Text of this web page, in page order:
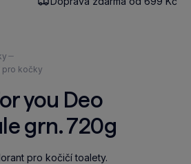
pro kočky
you Deo
grn. 720g
pro kočičí toalety.